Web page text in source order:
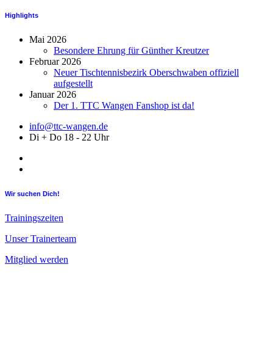
Highlights
Mai 2026
Besondere Ehrung für Günther Kreutzer
Februar 2026
Neuer Tischtennisbezirk Oberschwaben offiziell
aufgestellt
Januar 2026
Der 1. TTC Wangen Fanshop ist da!
info@ttc-wangen.de
Di + Do 18 - 22 Uhr
Wir suchen Dich!
Trainingszeiten
Unser Trainerteam
Mitglied werden